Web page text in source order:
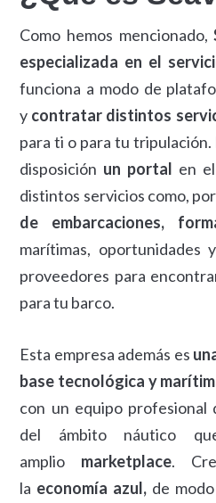
Como hemos mencionado,
especializada en el
funciona a modo de
y contratar distintos
para ti o para tu tripulación.
disposición un portal en
distintos servicios como,
de embarcaciones,
marítimas, oportunidades
proveedores para
para tu barco.
Esta empresa además es
base tecnológica y
con un equipo profesional
del ámbito náutico
amplio marketplace.
la economía azul, de